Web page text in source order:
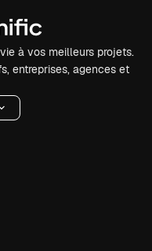
à vos meilleurs projets.
entreprises, agences et